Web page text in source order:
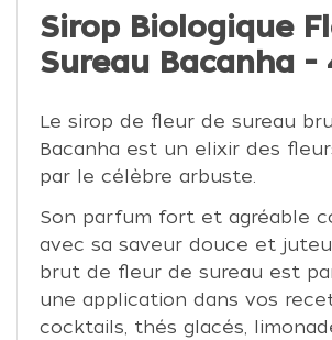
Sirop Biologique
Sureau Bacanha -
Le sirop de fleur de sureau
Bacanha est un elixir des
par le célèbre arbuste.
Son parfum fort et agréable
avec sa saveur douce et
brut de fleur de sureau est
une application dans vos
cocktails, thés glacés,